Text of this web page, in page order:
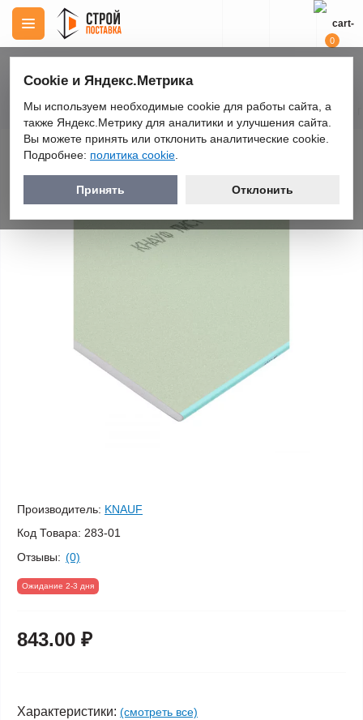
0
Строительные материалы Гипсокартон и листовые материалы
Гипсокартон влагостойкий KNAUF
огнестойкий ГКЛВО 1200х2500х12,5 мм
Предзаказ
Производитель: KNAUF
Код Товара: 283-01
Отзывы: (0)
Ожидание 2-3 дня
843.00 ₽
Характеристики: (смотреть все)
Cookie и Яндекс.Метрика
Мы используем необходимые cookie для работы сайта, а
также Яндекс.Метрику для аналитики и улучшения сайта.
Вы можете принять или отклонить аналитические cookie.
Подробнее: политика cookie
Принять Отклонить